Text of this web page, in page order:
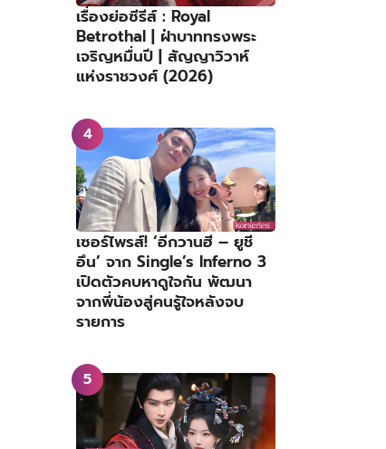
เรื่องย่อซีรีส์ : Royal
Betrothal | ฝ่าบาททรงพระ
เจริญหมื่นปี | สัญญาวิวาห์
แห่งราชวงศ์ (2026)
เซอร์ไพรส์! ‘อีกวานฮี – ยูชี
อึน’ จาก Single’s Inferno 3
เปิดตัวคบหาดูใจกัน พัฒนา
จากพี่น้องสู่คนรู้ใจหลังจบ
รายการ